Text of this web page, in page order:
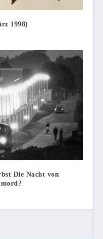
1998)
Die Nacht von